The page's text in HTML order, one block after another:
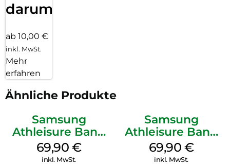
darum!
ab 10,00 €
inkl. MwSt.
Mehr
erfahren
Ähnliche Produkte
Samsung
Athleisure Band
(M/L) Galaxy
Watch8/Watch8
69,90 €
inkl. MwSt.
Samsung
Athleisure Band
(S/M) Galaxy
Watch8/Watch8
69,90 €
inkl. MwSt.